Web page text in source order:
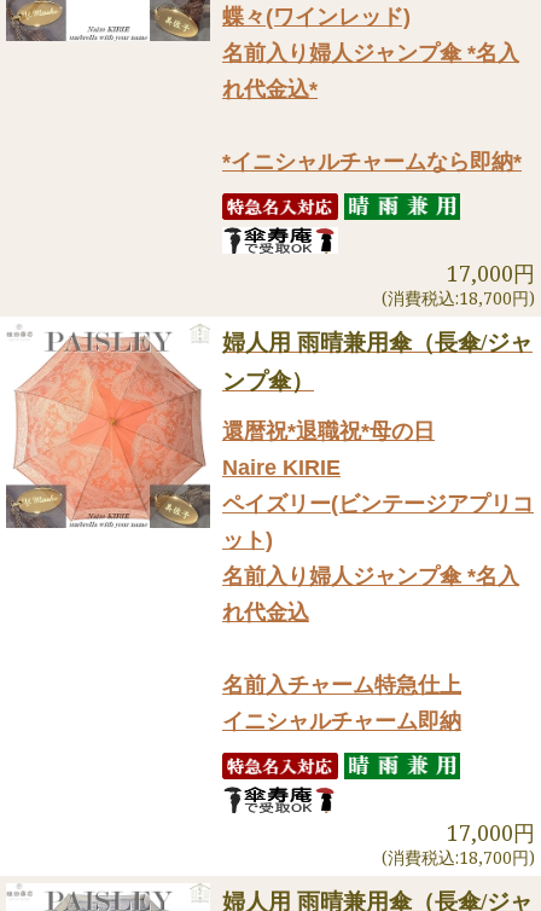
蝶々(ワインレッド)
名前入り婦人ジャンプ傘 *名入
れ代金込*
*イニシャルチャームなら即納*
17,000円
(消費税込:18,700円)
婦人用 雨晴兼用傘（長傘/ジャ
ンプ傘）
還暦祝*退職祝*母の日
Naire KIRIE
ペイズリー(ビンテージアプリコ
ット)
名前入り婦人ジャンプ傘 *名入
れ代金込
名前入チャーム特急仕上
イニシャルチャーム即納
17,000円
(消費税込:18,700円)
婦人用 雨晴兼用傘（長傘/ジャ